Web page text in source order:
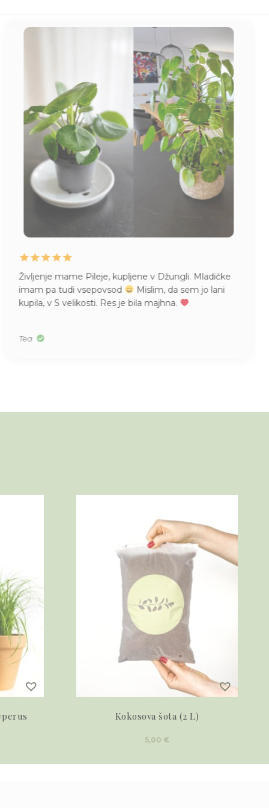
Življenje mame Pileje, kupljene v Džungli. Mladičke
imam pa tudi vsepovsod
Mislim, da sem jo lani
kupila, v S velikosti. Res je bila majhna.
Tea
Kokosova šota (2 L)
5,00 €